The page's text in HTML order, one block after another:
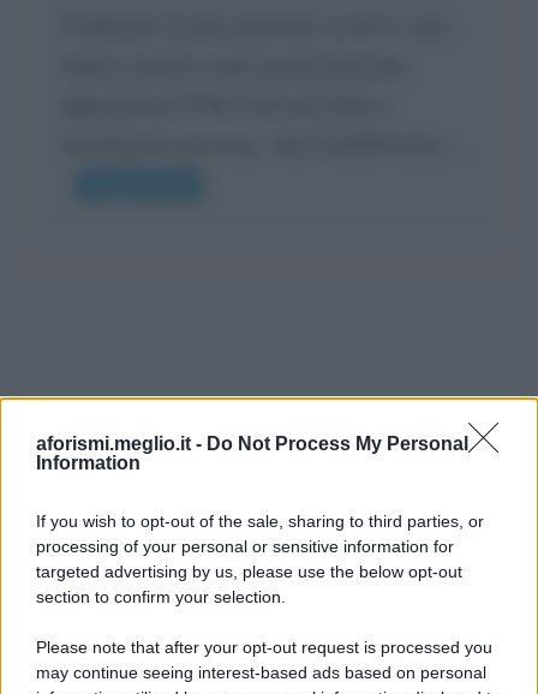
aforismi.meglio.it - Do Not Process My Personal
Information
If you wish to opt-out of the sale, sharing to third parties, or
processing of your personal or sensitive information for
targeted advertising by us, please use the below opt-out
section to confirm your selection.
Please note that after your opt-out request is processed you
may continue seeing interest-based ads based on personal
Ricevi LE FRASI PIÙ BELLE via e-mail
E-mail